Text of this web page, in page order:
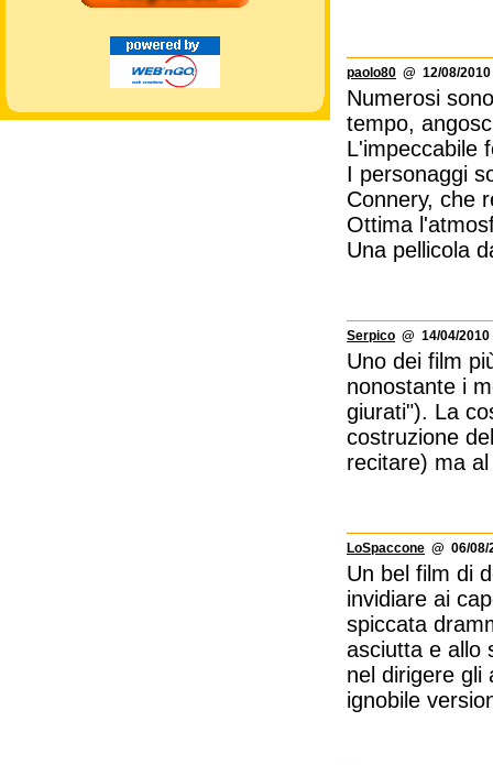
paolo80 @ 12/08/
Numerosi
tempo,
L'impeccabile
I personaggi
Connery, che
Ottima
Una pellicola
Serpico @ 14/04/
Uno dei film
nonostante i
giurati"). La
costruzione
recitare) ma
LoSpaccone @ 06/08/
Un bel film di
invidiare ai
spiccata
asciutta e allo
nel dirigere gli
ignobile